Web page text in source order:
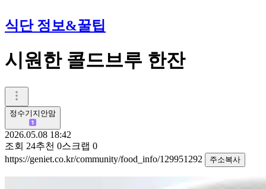
식단 정보&꿀팁
시원한 콜드브루 한잔
정수기지안맘
2026.05.08 18:42
조회 24추천 0스크랩 0
https://geniet.co.kr/community/food_info/129951292
주소복사